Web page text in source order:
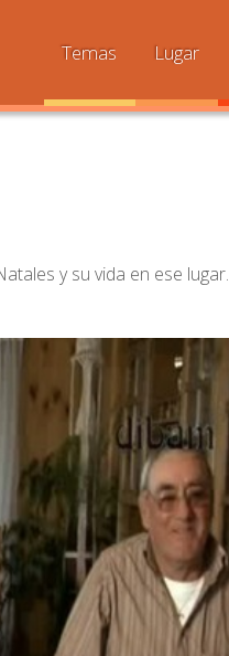
Temas Lugar
y su vida en ese lugar.